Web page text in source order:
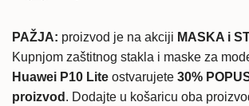
PAŽJA: proizvod je na akciji MASKA i
Kupnjom zaštitnog stakla i maske za
Huawei P10 Lite ostvarujete 30%
proizvod . Dodajte u košaricu oba